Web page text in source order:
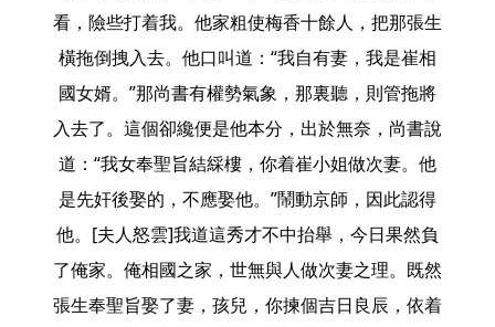
看，險些打着我。他家粗使梅香十餘人，把那張生
橫拖倒拽入去。他口叫道：“我自有妻，我是崔相
國女婿。”那尚書有權勢氣象，那裏聽，則管拖將
入去了。這個卻纔便是他本分，出於無奈，尚書說
道：“我女奉聖旨結綵樓，你着崔小姐做次妻。他
是先奸後娶的，不應娶他。”鬧動京師，因此認得
他。[夫人怒雲]我道這秀才不中抬舉，今日果然負
了俺家。俺相國之家，世無與人做次妻之理。既然
張生奉聖旨娶了妻，孩兒，你揀個吉日良辰，依着